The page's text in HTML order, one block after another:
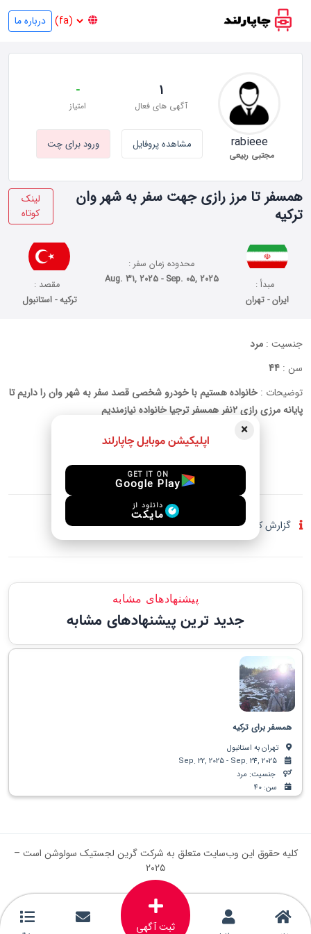
درباره ما
همسفر تا مرز رازی جهت سفر به شهر وان
ترکیه
لینک
کوتاه
مبدأ :
ایران - تهران
محدوده زمان سفر :
Aug. 31, 2025 - Sep. 05, 2025
مقصد :
ترکیه - استانبول
rabieee
مجتبی ربیعی
1
آگهی های فعال
-
امتیاز
مشاهده پروفایل ورود برای چت
جنسیت : مرد
سن : 44
توضیحات : خانواده هستیم با خودرو شخصی قصد سفر به شهر وان را داریم تا
پایانه مرزی رازی ۲نفر همسفر ترجیا خانواده نیازمندیم
گزارش کلاهبرداری و فعالیت مشکوک
پیشنهادهای مشابه
جدید ترین پیشنهادهای مشابه
همسفر برای ترکیه
تهران به استانبول
کلیه حقوق این وب‌سایت متعلق به شرکت گرین لجستیک سولوشن است –
۲۰۲۵
ثبت آگهی
×
اپلیکیشن موبایل چاپارلند
GET IT ON
Google Play
دانلود از
مایکت